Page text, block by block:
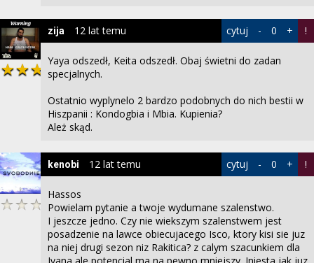
Yaya odszedł, Keita odszedł. Obaj świetni do zadan
specjalnych.
Ostatnio wyplynelo 2 bardzo podobnych do nich bestii w
Hiszpanii : Kondogbia i Mbia. Kupienia?
Ależ skąd.
zija 12 lat temu cytuj - 0 + !
Hassos
Powielam pytanie a twoje wydumane szalenstwo.
I jeszcze jedno. Czy nie wiekszym szalenstwem jest
posadzenie na lawce obiecujacego Isco, ktory kisi sie juz
na niej drugi sezon niz Rakitica? z calym szacunkiem dla
kenobi 12 lat temu cytuj - 0 + !